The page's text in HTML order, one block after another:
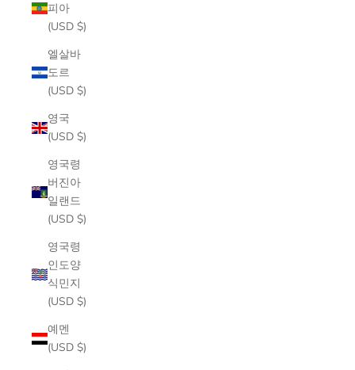
피아
(USD $)
엘살바
도르
(USD $)
영국
(USD $)
영국령
버진아
일랜드
(USD $)
영국령
인도양
식민지
(USD $)
예멘
(USD $)